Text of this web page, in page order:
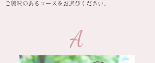
ご興味のあるコースをお選びください。
A